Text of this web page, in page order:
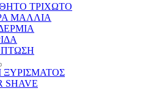
ΤΡΙΧΩΤΟ
ΜΑΛΛΙΑ
ΞΥΡΙΣΜΑΤΟΣ
SHAVE